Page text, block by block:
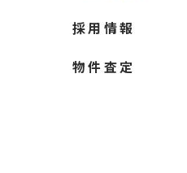
採用情報
物件査定